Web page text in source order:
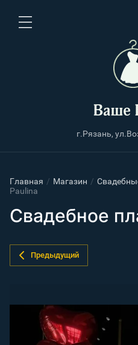
г.Рязань,
Главная / Магазин /
Paulina
Свадебное
Предыдущий